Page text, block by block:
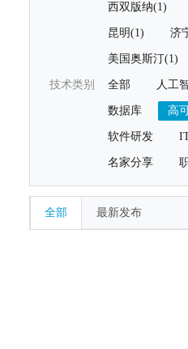
西双版纳(1)
昆明(1) 济
美国奥斯汀(1)
技术类别 全部 人工
数据库 高
软件研发
名家分享
全部 最新发布